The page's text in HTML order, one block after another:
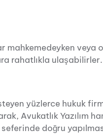
mahkemedeyken veya
rahatlıkla ulaşabilirler.
yüzlerce hukuk
Avukatlık Yazılım
doğru